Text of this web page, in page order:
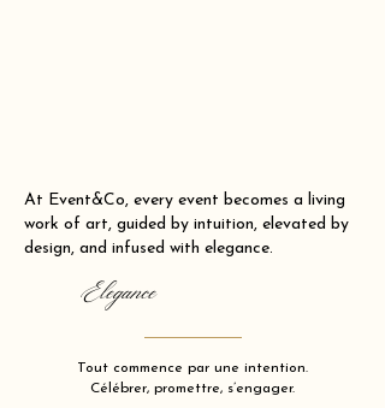
At Event&Co, every event becomes a living
work of art, guided by intuition, elevated by
design, and infused with elegance.
Elegance
Tout commence par une intention.
Célébrer, promettre, s’engager.